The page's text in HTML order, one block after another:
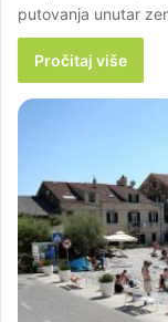
putovanja unutar
Pročitaj više